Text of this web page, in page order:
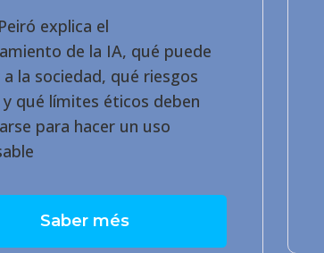
explica el
de la IA, qué puede
la sociedad, qué riesgos
qué límites éticos deben
para hacer un uso
Saber més